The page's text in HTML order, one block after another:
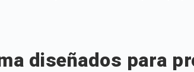
diseñados para